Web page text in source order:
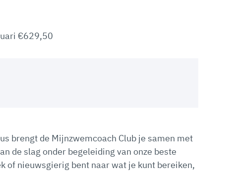
€629,50
brengt de Mijnzwemcoach Club je samen met
de slag onder begeleiding van onze beste
of nieuwsgierig bent naar wat je kunt bereiken,